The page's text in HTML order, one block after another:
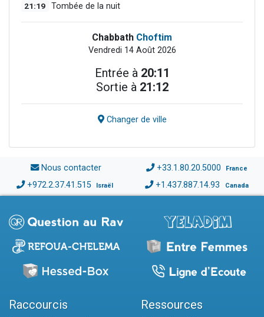
21:19 Tombée de la nuit
Chabbath Choftim
Vendredi 14 Août 2026
Entrée à 20:11
Sortie à 21:12
Changer de ville
Nous contacter +33.1.80.20.5000 France
+972.2.37.41.515 Israël +1.437.887.14.93 Canada
Raccourcis Ressources